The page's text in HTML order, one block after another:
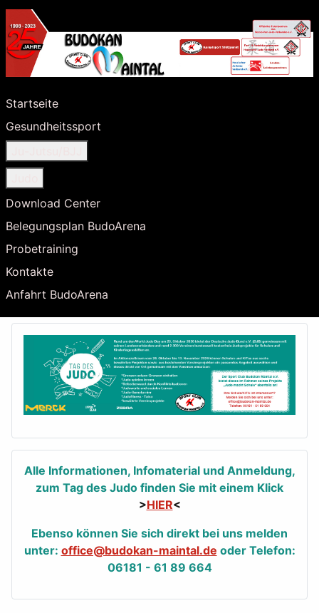
Startseite
Gesundheitssport
Download Center
Belegungsplan BudoArena
Probetraining
Kontakte
Anfahrt BudoArena
Alle Informationen, Infomaterial und Anmeldung,
zum Tag des Judo finden Sie mit einem Klick
>HIER<
Ebenso können Sie sich direkt bei uns melden
unter: office@budokan-maintal.de oder Telefon:
06181 - 61 89 664